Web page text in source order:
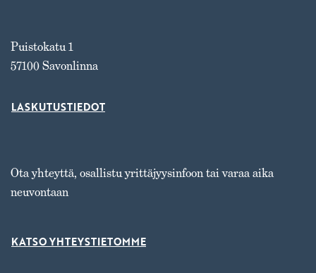
Puistokatu 1
57100 Savonlinna
LASKUTUSTIEDOT
Ota yhteyttä, osallistu yrittäjyysinfoon tai varaa aika
neuvontaan
KATSO YHTEYSTIETOMME